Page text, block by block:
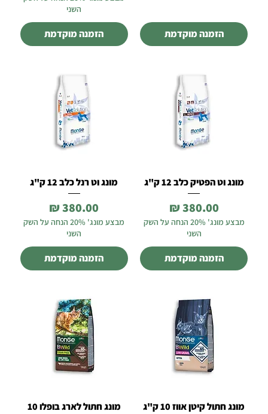
הזמנה מוקדמת
השני
הזמנה מוקדמת
מונג וט הפטיק כלב 12 ק"ג
מחיר
מבצע מונג' 20% הנחה על השק
השני
הזמנה מוקדמת
מונג וט רנל כלב 12 ק"ג
מחיר
מבצע מונג' 20% הנחה על השק
השני
הזמנה מוקדמת
מונג חתול קיטן אווז 10 ק"ג
מונג חתול לארג בופלו 10